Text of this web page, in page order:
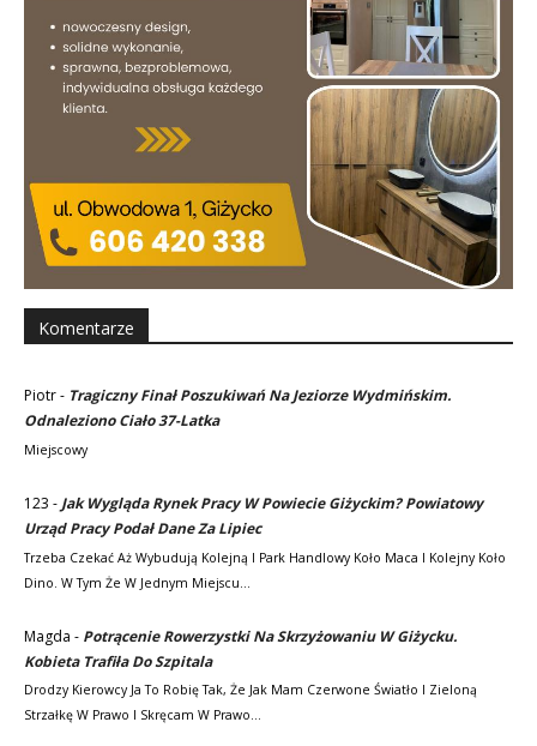
Komentarze
Piotr- Tragiczny Finał Poszukiwań Na Jeziorze Wydmińskim.
Odnaleziono Ciało 37-Latka
Miejscowy
123 - Jak Wygląda Rynek Pracy W Powiecie Giżyckim? Powiatowy
Urząd Pracy Podał Dane Za Lipiec
Trzeba Czekać Aż Wybudują Kolejną I Park Handlowy Koło Maca I Kolejny Koło
Dino. W Tym Że W Jednym Miejscu…
Magda - Potrącenie Rowerzystki Na Skrzyżowaniu W Giżycku.
Kobieta Trafiła Do Szpitala
Drodzy Kierowcy Ja To Robię Tak, Że Jak Mam Czerwone Światło I Zieloną
Strzałkę W Prawo I Skręcam W Prawo…